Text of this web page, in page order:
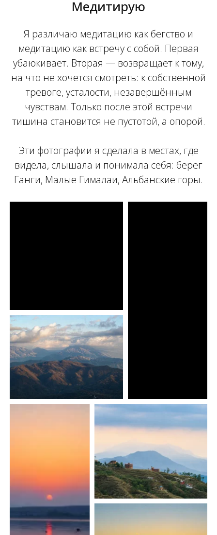
Медитирую
Я различаю медитацию как бегство и
медитацию как встречу с собой. Первая
убаюкивает. Вторая — возвращает к тому,
на что не хочется смотреть: к собственной
тревоге, усталости, незавершённым
чувствам. Только после этой встречи
тишина становится не пустотой, а опорой.
Эти фотографии я сделала в местах, где
видела, слышала и понимала себя: берег
Ганги, Малые Гималаи, Альбанские горы.